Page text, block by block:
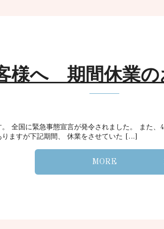
様へ 期間休業の
全国に緊急事態宣言が発令されました。 また、
りますが下記期間、 休業をさせていた […]
MORE